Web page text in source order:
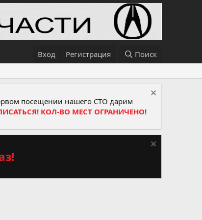
Вход Регистрация Поиск
посещении нашего СТО дарим
КОЛ-ВО МЕСТ ОГРАНИЧЕНО!